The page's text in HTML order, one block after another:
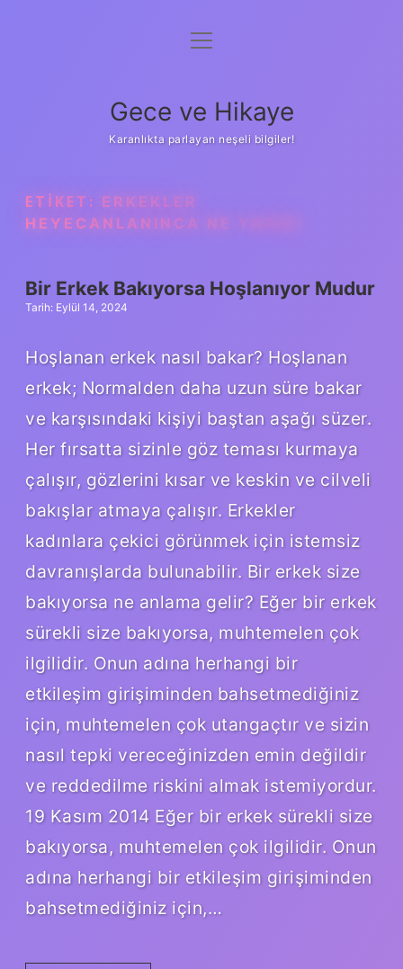
Anasayfa
Yasal Uyarı
menüyü
Gece ve Hikaye
Karanlıkta parlayan neşeli bilgiler!
ETIKET: ERKEKLER
HEYECANLANINCA NE YAPAR
Bir Erkek Bakıyorsa Hoşlanıyor Mudur
Tarih: Eylül 14, 2024
Hoşlanan erkek nasıl bakar? Hoşlanan
erkek; Normalden daha uzun süre bakar
ve karşısındaki kişiyi baştan aşağı süzer.
Her fırsatta sizinle göz teması kurmaya
çalışır, gözlerini kısar ve keskin ve cilveli
bakışlar atmaya çalışır. Erkekler
kadınlara çekici görünmek için istemsiz
davranışlarda bulunabilir. Bir erkek size
bakıyorsa ne anlama gelir? Eğer bir erkek
sürekli size bakıyorsa, muhtemelen çok
ilgilidir. Onun adına herhangi bir
etkileşim girişiminden bahsetmediğiniz
için, muhtemelen çok utangaçtır ve sizin
nasıl tepki vereceğinizden emin değildir
ve reddedilme riskini almak istemiyordur.
19 Kasım 2014 Eğer bir erkek sürekli size
bakıyorsa, muhtemelen çok ilgilidir. Onun
adına herhangi bir etkileşim girişiminden
bahsetmediğiniz için,…